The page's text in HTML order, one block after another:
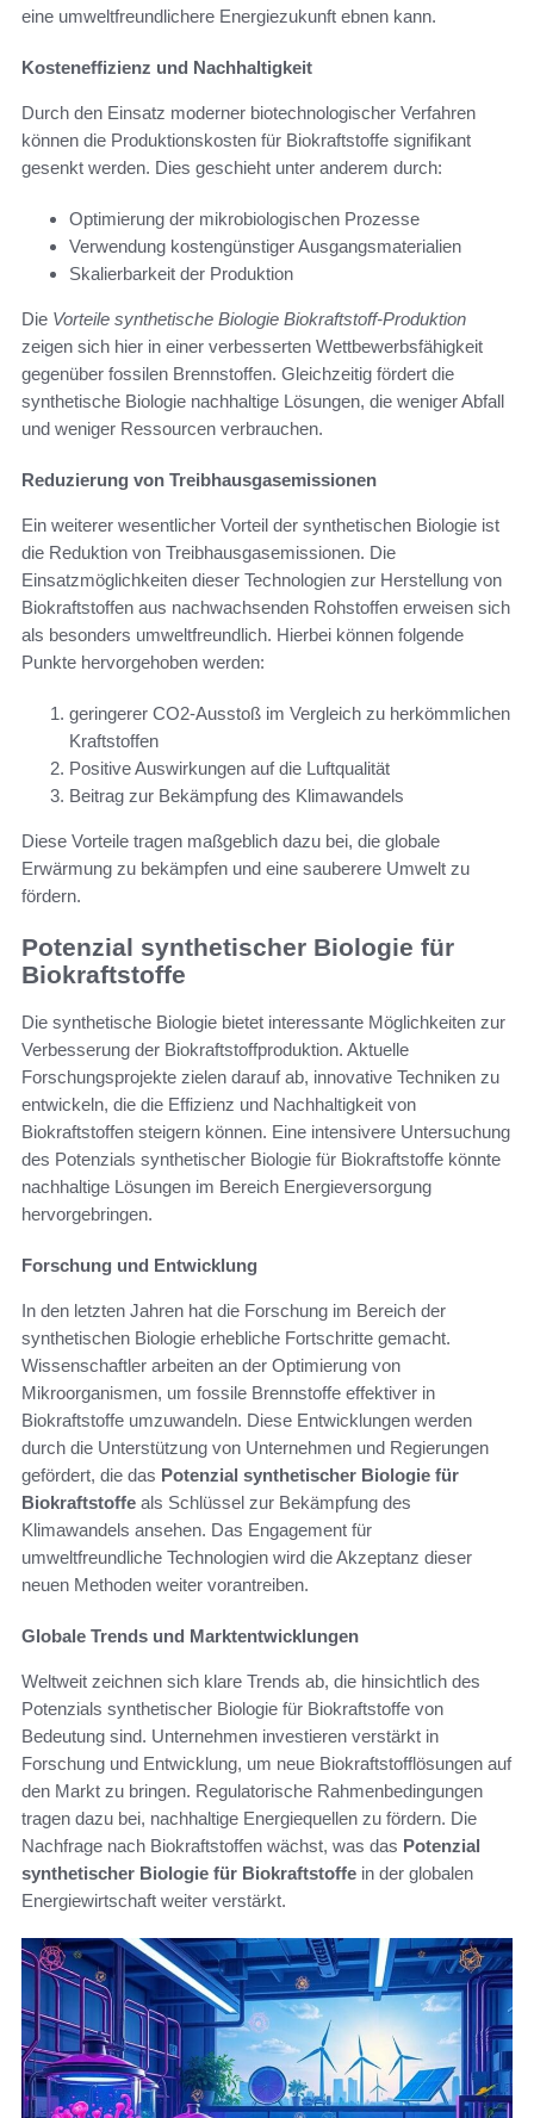
eine umweltfreundlichere Energiezukunft ebnen kann.
Kosteneffizienz und Nachhaltigkeit
Durch den Einsatz moderner biotechnologischer Verfahren
können die Produktionskosten für Biokraftstoffe signifikant
gesenkt werden. Dies geschieht unter anderem durch:
Optimierung der mikrobiologischen Prozesse
Verwendung kostengünstiger Ausgangsmaterialien
Skalierbarkeit der Produktion
Die Vorteile synthetische Biologie Biokraftstoff-Produktion
zeigen sich hier in einer verbesserten Wettbewerbsfähigkeit
gegenüber fossilen Brennstoffen. Gleichzeitig fördert die
synthetische Biologie nachhaltige Lösungen, die weniger Abfall
und weniger Ressourcen verbrauchen.
Reduzierung von Treibhausgasemissionen
Ein weiterer wesentlicher Vorteil der synthetischen Biologie ist
die Reduktion von Treibhausgasemissionen. Die
Einsatzmöglichkeiten dieser Technologien zur Herstellung von
Biokraftstoffen aus nachwachsenden Rohstoffen erweisen sich
als besonders umweltfreundlich. Hierbei können folgende
Punkte hervorgehoben werden:
geringerer CO2-Ausstoß im Vergleich zu herkömmlichen
Kraftstoffen
Positive Auswirkungen auf die Luftqualität
Beitrag zur Bekämpfung des Klimawandels
Diese Vorteile tragen maßgeblich dazu bei, die globale
Erwärmung zu bekämpfen und eine sauberere Umwelt zu
fördern.
Potenzial synthetischer Biologie für
Biokraftstoffe
Die synthetische Biologie bietet interessante Möglichkeiten zur
Verbesserung der Biokraftstoffproduktion. Aktuelle
Forschungsprojekte zielen darauf ab, innovative Techniken zu
entwickeln, die die Effizienz und Nachhaltigkeit von
Biokraftstoffen steigern können. Eine intensivere Untersuchung
des Potenzials synthetischer Biologie für Biokraftstoffe könnte
nachhaltige Lösungen im Bereich Energieversorgung
hervorgebringen.
Forschung und Entwicklung
In den letzten Jahren hat die Forschung im Bereich der
synthetischen Biologie erhebliche Fortschritte gemacht.
Wissenschaftler arbeiten an der Optimierung von
Mikroorganismen, um fossile Brennstoffe effektiver in
Biokraftstoffe umzuwandeln. Diese Entwicklungen werden
durch die Unterstützung von Unternehmen und Regierungen
gefördert, die das Potenzial synthetischer Biologie für
Biokraftstoffe als Schlüssel zur Bekämpfung des
Klimawandels ansehen. Das Engagement für
umweltfreundliche Technologien wird die Akzeptanz dieser
neuen Methoden weiter vorantreiben.
Globale Trends und Marktentwicklungen
Weltweit zeichnen sich klare Trends ab, die hinsichtlich des
Potenzials synthetischer Biologie für Biokraftstoffe von
Bedeutung sind. Unternehmen investieren verstärkt in
Forschung und Entwicklung, um neue Biokraftstofflösungen auf
den Markt zu bringen. Regulatorische Rahmenbedingungen
tragen dazu bei, nachhaltige Energiequellen zu fördern. Die
Nachfrage nach Biokraftstoffen wächst, was das Potenzial
synthetischer Biologie für Biokraftstoffe in der globalen
Energiewirtschaft weiter verstärkt.